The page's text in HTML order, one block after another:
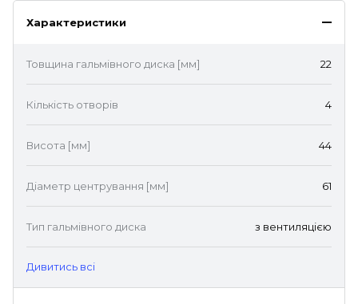
Характеристики
Товщина гальмівного диска [мм] 22
Кількість отворів 4
Висота [мм] 44
Діаметр центрування [мм] 61
Тип гальмівного диска з вентиляцією
Дивитись всі